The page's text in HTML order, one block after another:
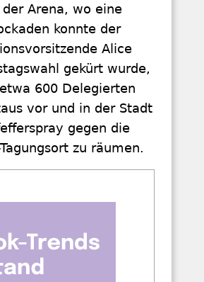
Arena, wo eine
konnte der
Alice
gekürt wurde,
600 Delegierten
vor und in der Stadt
gegen die
zu räumen.